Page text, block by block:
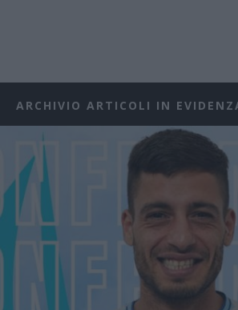
ARCHIVIO ARTICOLI IN